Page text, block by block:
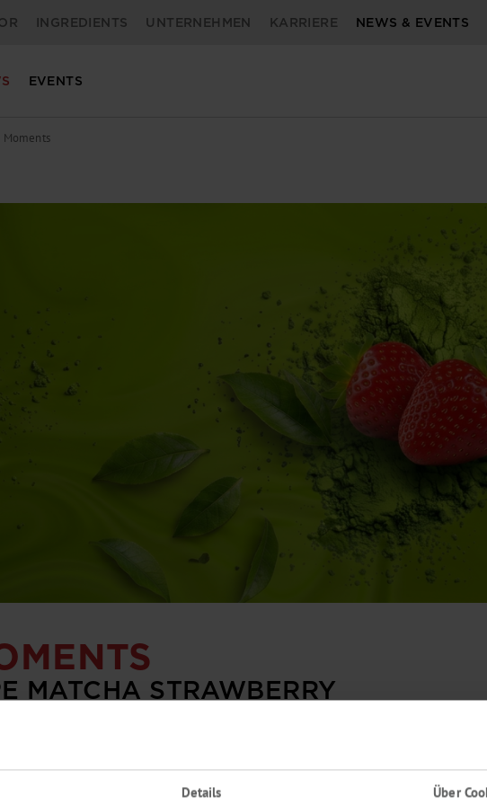
Details Über
INGREDIENTS UNTERNEHMEN KARRIERE NEWS & EVENTS
EVENTS
Moments
MATCHA STRAWBERRY
funktionale Getränke
Nutzen Sie